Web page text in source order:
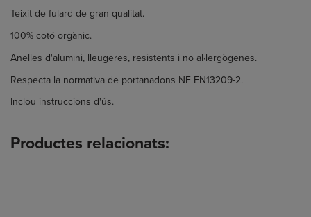
Teixit de fulard de gran qualitat.
100% cotó orgànic.
Anelles d'alumini, lleugeres, resistents i no al·lergògenes.
Respecta la normativa de portanadons NF EN13209-2.
Inclou instruccions d'ús.
Productes relacionats: